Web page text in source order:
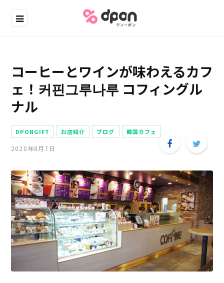
DPONGIFT お店紹介 ブログ 韓国カフェ
コーヒーとワインが味わえるカフ
ェ！커핀그루나루 コフィングル
ナル
2020年8月7日